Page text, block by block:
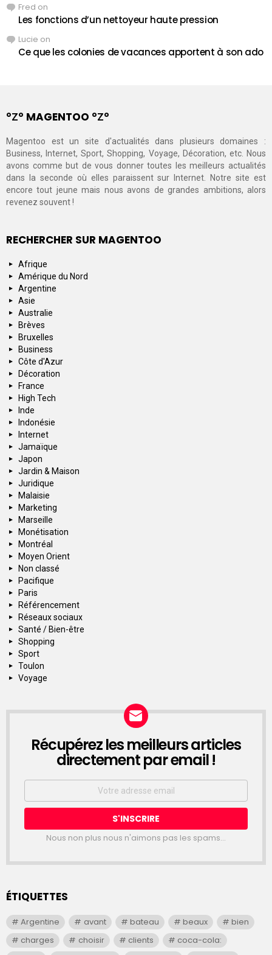
Fred on
Les fonctions d’un nettoyeur haute pression
Lucie on
Ce que les colonies de vacances apportent à son ado
°Ζ° MAGENTOO °Ζ°
Magentoo est un site d'actualités dans plusieurs domaines :
Business, Internet, Sport, Shopping, Voyage, Décoration, etc. Nous
avons comme but de vous donner toutes les meilleurs actualités
dans la seconde où elles paraissent sur Internet. Notre site est
encore tout jeune mais nous avons de grandes ambitions, alors
revenez souvent !
RECHERCHER SUR MAGENTOO
Afrique
Amérique du Nord
Argentine
Asie
Australie
Brèves
Bruxelles
Business
Côte d'Azur
Décoration
France
High Tech
Inde
Indonésie
Internet
Jamaïque
Japon
Jardin & Maison
Juridique
Malaisie
Marketing
Marseille
Monétisation
Montréal
Moyen Orient
Non classé
Pacifique
Paris
Référencement
Réseaux sociaux
Santé / Bien-être
Shopping
Sport
Toulon
Voyage
NEWSLETTER
Récupérez les meilleurs articles
directement par email !
Email
Nous non plus nous n'aimons pas les spams...
ÉTIQUETTES
Argentine avant bateau beaux
bien
charges
choisir clients
coca-cola: